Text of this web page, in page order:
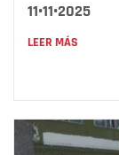
11•11•2025
LEER MÁS